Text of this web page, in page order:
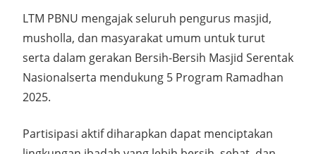
LTM PBNU mengajak seluruh pengurus masjid,
musholla, dan masyarakat umum untuk turut
serta dalam gerakan Bersih-Bersih Masjid Serentak
Nasionalserta mendukung 5 Program Ramadhan
2025.
Partisipasi aktif diharapkan dapat menciptakan